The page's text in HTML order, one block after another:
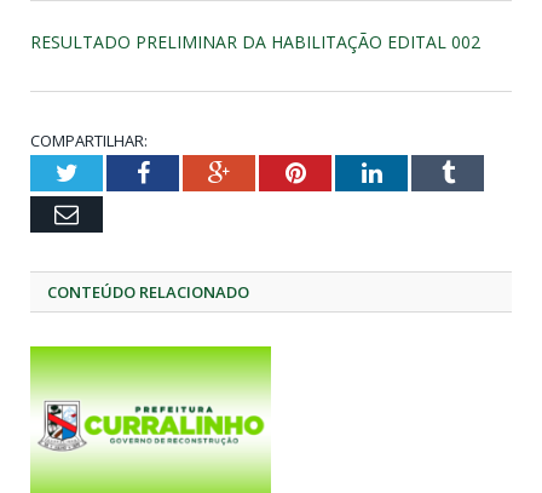
RESULTADO PRELIMINAR DA HABILITAÇÃO EDITAL 002
COMPARTILHAR:
TwitterFacebookGoogle+PinterestLinkedInTumblr
Email
CONTEÚDO RELACIONADO